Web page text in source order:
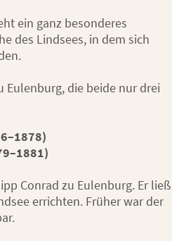
ein ganz besonderes
des Lindsees, in dem sich
Eulenburg, die beide nur drei
Conrad zu Eulenburg. Er ließ
errichten. Früher war der